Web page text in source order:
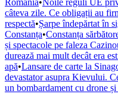
România•Noile reguli UE
câteva zile. Ce obligații au
respectă•Șarpe îndepărtat în
Constanța•Constanța
și spectacole pe faleza
durează mai mult decât era
apă•Lansare de carte la
devastator asupra Kievului.
un bombardament cu drone